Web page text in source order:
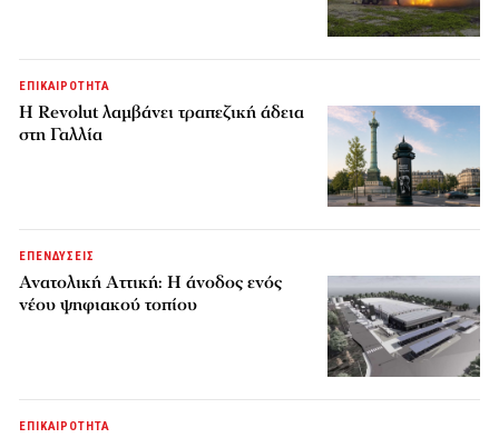
ΕΠΙΚΑΙΡΟΤΗΤΑ
Η Revolut λαμβάνει τραπεζική άδεια
στη Γαλλία
ΕΠΕΝΔΥΣΕΙΣ
Ανατολική Αττική: Η άνοδος ενός
νέου ψηφιακού τοπίου
ΕΠΙΚΑΙΡΟΤΗΤΑ